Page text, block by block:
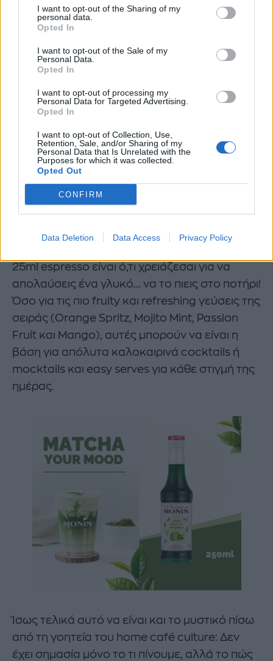
I want to opt-out of the Sharing of my
personal data.
Opted In
I want to opt-out of the Sale of my
Personal Data.
Opted In
I want to opt-out of processing my
Personal Data for Targeted Advertising.
Opted In
I want to opt-out of Collection, Use,
Retention, Sale, and/or Sharing of my
Personal Data that Is Unrelated with the
Purposes for which it was collected.
Opted Out
CONFIRM
Data Deletion Data Access Privacy Policy
Από τον πρωινό καφέ μέχρι τα
καλοκαιρινά mocktails
Τα Monin 250ml δεν ταιριάζουν, βέβαια, μόνο
και freddo, flavored lattes, cold brew,
milkshakes, λεμονάδες και σόδες, ακόμα και
σε mocktails, cocktails και summer drinks.
Αν αγαπάς τις πιο γλυκές, dessert-inspired
γεύσεις, υπάρχουν συνδυασμοί που θυμίζουν
signature café creations όπως το White
Choco + Strawberry Coffee. 15ml Monin White
Chocolate Syrup, 15ml Monin Strawberry
25ml espresso είναι ό,τι χρειάζεσαι για να
απολαύσεις ένα γλυκό... να το πιεις στο ποτήρι!
Όσο για τις πιο fruity και refreshing γεύσεις της
σειράς (Orange Spritz, Mojito Mint, Passion
Fruit και Mango), αυτές μπορούν να είναι η
βάση για απόλυτα καλοκαιρινά cocktails ή
mocktails και easy serves για κάθε στιγμή της
ημέρας.
Ίσως τελικά αυτό να είναι και το μυστικό πίσω
από τη γοητεία του home café culture: Δεν
έχει σημασία μόνο το τι πίνουμε, αλλά το πώς